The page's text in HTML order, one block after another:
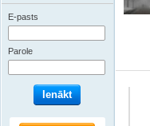
E-pasts
Parole
Ienākt